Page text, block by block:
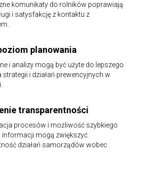
komunikaty do rolników poprawiają
i satysfakcję z kontaktu z
planowania
i analizy mogą być użyte do lepszego
strategii i działań prewencyjnych w
transparentności
procesów i możliwość szybkiego
informacji mogą zwiększyć
działań samorządów wobec